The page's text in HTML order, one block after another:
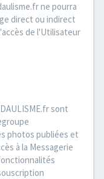
ne pourra
direct ou indirect
de l'Utilisateur
sont
photos publiées et
à la Messagerie